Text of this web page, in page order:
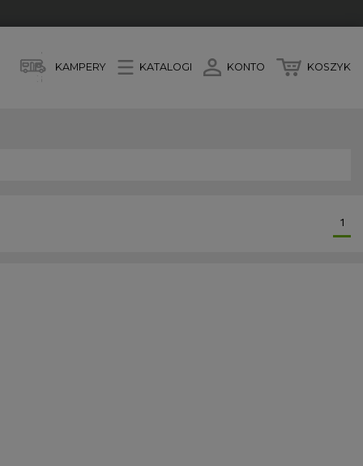
KAMPERY KATALOGI KONTO KOSZYK
1